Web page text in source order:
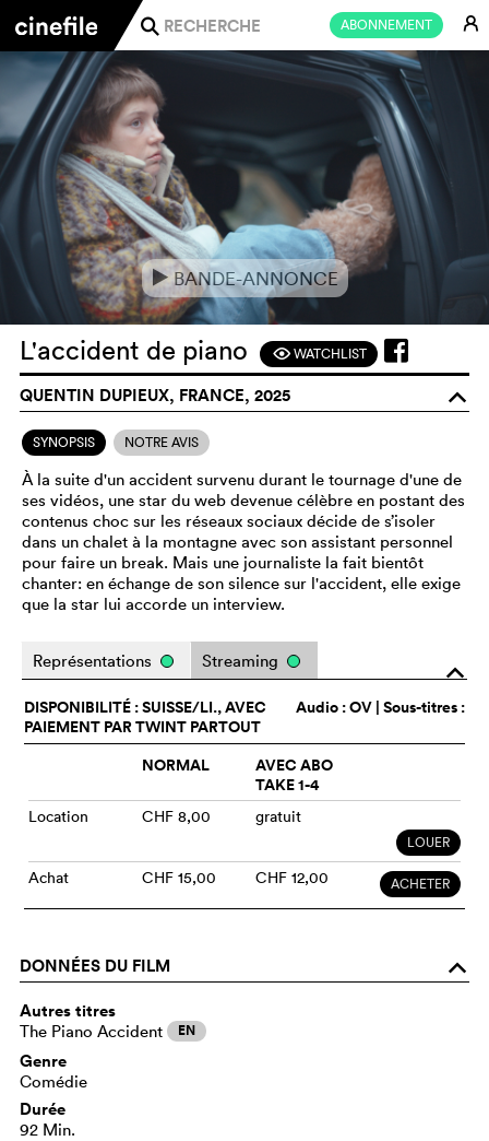
ABONNEMENT E
j
e BANDE-ANNONCE
L'accident de piano FWATCHLIST
QUENTIN DUPIEUX, FRANCE, 2025 o
SYNOPSIS NOTRE AVIS
À la suite d'un accident survenu durant le tournage d'une de
ses vidéos, une star du web devenue célèbre en postant des
contenus choc sur les réseaux sociaux décide de s’isoler
dans un chalet à la montagne avec son assistant personnel
pour faire un break. Mais une journaliste la fait bientôt
chanter: en échange de son silence sur l'accident, elle exige
que la star lui accorde un interview.
o
Représentations Streaming
Audio :OV | Sous-titres :
DISPONIBILITÉ : SUISSE/LI., AVEC
PAIEMENT PAR TWINT PARTOUT
NORMAL
AVEC ABO
TAKE 1-4
Location CHF 8,00 gratuit
LOUER
Achat CHF 15,00 CHF 12,00 ACHETER
DONNÉES DU FILM o
Autres titres
The Piano Accident EN
Genre
Comédie
Durée
92 Min.